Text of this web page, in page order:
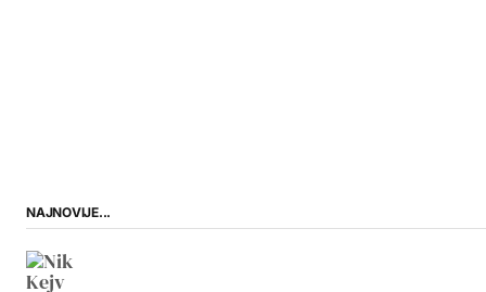
NAJNOVIJE...